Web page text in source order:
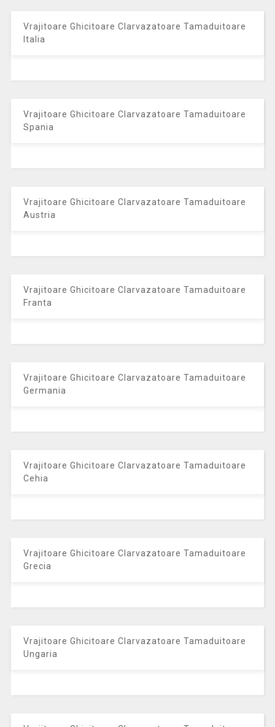
Vrajitoare Ghicitoare Clarvazatoare Tamaduitoare
Italia
Vrajitoare Ghicitoare Clarvazatoare Tamaduitoare
Spania
Vrajitoare Ghicitoare Clarvazatoare Tamaduitoare
Austria
Vrajitoare Ghicitoare Clarvazatoare Tamaduitoare
Franta
Vrajitoare Ghicitoare Clarvazatoare Tamaduitoare
Germania
Vrajitoare Ghicitoare Clarvazatoare Tamaduitoare
Cehia
Vrajitoare Ghicitoare Clarvazatoare Tamaduitoare
Grecia
Vrajitoare Ghicitoare Clarvazatoare Tamaduitoare
Ungaria